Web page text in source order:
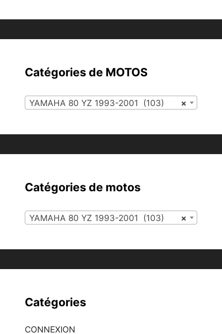
Catégories de MOTOS
×
YAMAHA 80 YZ 1993-2001 (103)
Catégories de motos
×
YAMAHA 80 YZ 1993-2001 (103)
Catégories
CONNEXION